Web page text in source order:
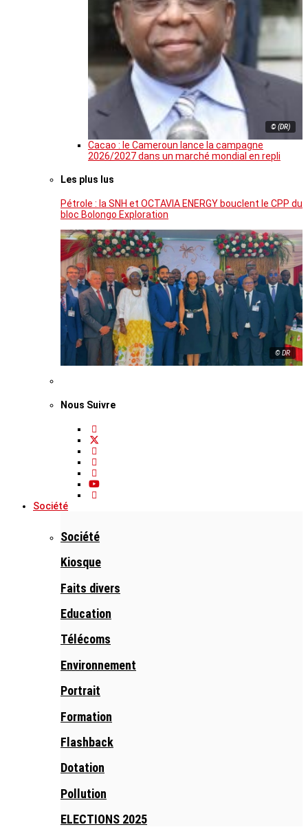
© (DR)
Cacao : le Cameroun lance la campagne
2026/2027 dans un marché mondial en repli
Les plus lus
Pétrole : la SNH et OCTAVIA ENERGY bouclent le CPP du
bloc Bolongo Exploration
© DR
Nous Suivre
Société
Société
Kiosque
Faits divers
Education
Télécoms
Environnement
Portrait
Formation
Flashback
Dotation
Pollution
ELECTIONS 2025